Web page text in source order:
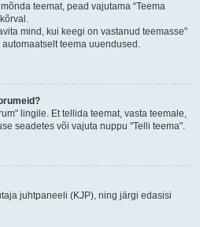
teemat, pead vajutama “Teema
mind, kui keegi on vastanud teemasse”
teema uuendused.
lingile. Et tellida teemat, vasta teemale,
seadetes või vajuta nuppu "Telli teema".
juhtpaneeli (KJP), ning järgi edasisi